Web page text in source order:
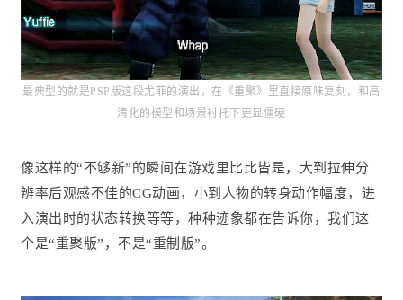
最典型的就是PSP版这段尤菲的演出，在《重聚》里直接原味复刻，和高
清化的模型和场景衬托下更显僵硬
像这样的“不够新”的瞬间在游戏里比比皆是，大到拉伸分
辨率后观感不佳的CG动画，小到人物的转身动作幅度，进
入演出时的状态转换等等，种种迹象都在告诉你，我们这
个是“重聚版”，不是“重制版”。